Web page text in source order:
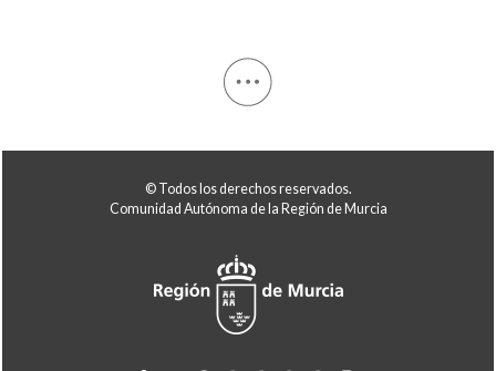
© Todos los derechos reservados.
Comunidad Autónoma de la Región de Murcia